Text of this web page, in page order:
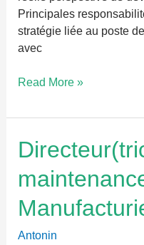
Principales
stratégie liée au poste
avec
Read More »
Antonin
Directeur(trice)
maintenance
–